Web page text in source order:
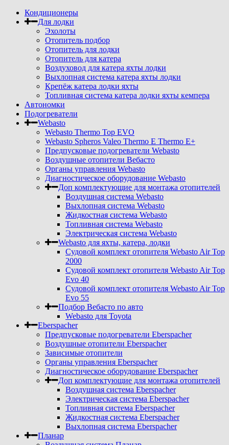
Кондиционеры
Для лодки
Эхолоты
Отопитель подбор
Отопитель для лодки
Отопитель для катера
Воздуховод для катера яхты лодки
Выхлопная система катера яхты лодки
Крепёж катера лодки яхты
Топливная система катера лодки яхты кемпера
Автономки
Подогреватели
Webasto
Webasto Thermo Top EVO
Webasto Spheros Valeo Thermo E Thermo E+
Предпусковые подогреватели Webasto
Воздушные отопители Вебасто
Органы управления Webasto
Диагностическое оборудование Webasto
Доп комплектующие для монтажа отопителей
Воздушная система Webasto
Выхлопная система Webasto
Жидкостная система Webasto
Топливная система Webasto
Электрическая система Webasto
Webasto для яхты, катера, лодки
Судовой комплект отопителя Webasto Air Top
2000
Судовой комплект отопителя Webasto Air Top
Evo 40
Судовой комплект отопителя Webasto Air Top
Evo 55
Подбор Вебасто по авто
Webasto для Toyota
Eberspacher
Предпусковые подогреватели Eberspacher
Воздушные отопители Eberspacher
Зависимые отопители
Органы управления Eberspacher
Диагностическое оборудование Eberspacher
Доп комплектующие для монтажа отопителей
Воздушная система Eberspacher
Электрическая система Eberspacher
Топливная система Eberspacher
Жидкостная система Eberspacher
Выхлопная система Eberspacher
Планар